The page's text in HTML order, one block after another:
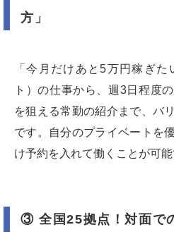
方」
「今月だけあと5万円稼ぎ
ト）の仕事から、週3日程度
を狙える常勤の紹介まで、バ
です。自分のプライベートを
け予約を入れて働くことが可能
③ 全国25拠点！対面で